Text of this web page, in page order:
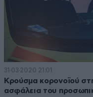
31·03·2020 21:01
Κρούσμα κορονοϊού
ασφάλεια του